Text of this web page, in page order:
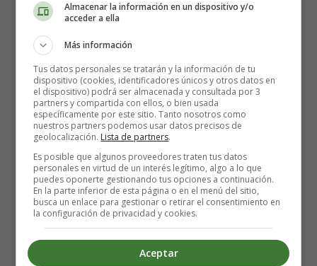
Lámina para imprimir y colorear para el día
Para imprimir la lámina de colorear, es mejor guardarla
primero en el ordenador.
Lámina dibujo día da la seguridad
vial 10 - Aprender a usar el
semáforo.
Almacenar la información en un dispositivo y/o
acceder a ella
Más información
Tus datos personales se tratarán y la información de tu
dispositivo (cookies, identificadores únicos y otros datos en
el dispositivo) podrá ser almacenada y consultada por 3
partners y compartida con ellos, o bien usada
específicamente por este sitio. Tanto nosotros como
nuestros partners podemos usar datos precisos de
geolocalización. Lista de partners.
Es posible que algunos proveedores traten tus datos
personales en virtud de un interés legítimo, algo a lo que
puedes oponerte gestionando tus opciones a continuación.
En la parte inferior de esta página o en el menú del sitio,
busca un enlace para gestionar o retirar el consentimiento en
la configuración de privacidad y cookies.
Aceptar